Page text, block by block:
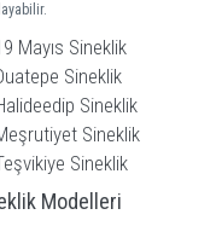
Mayıs Sineklik
Sineklik
Sineklik
Sineklik
Sineklik
Modelleri